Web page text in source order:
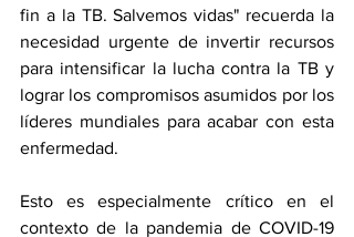
fin a la TB. Salvemos vidas" recuerda la
necesidad urgente de invertir recursos
para intensificar la lucha contra la TB y
lograr los compromisos asumidos por los
líderes mundiales para acabar con esta
enfermedad.
Esto es especialmente crítico en el
contexto de la pandemia de COVID-19